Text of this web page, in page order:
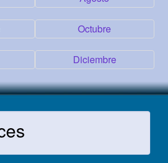
Octubre
Diciembre